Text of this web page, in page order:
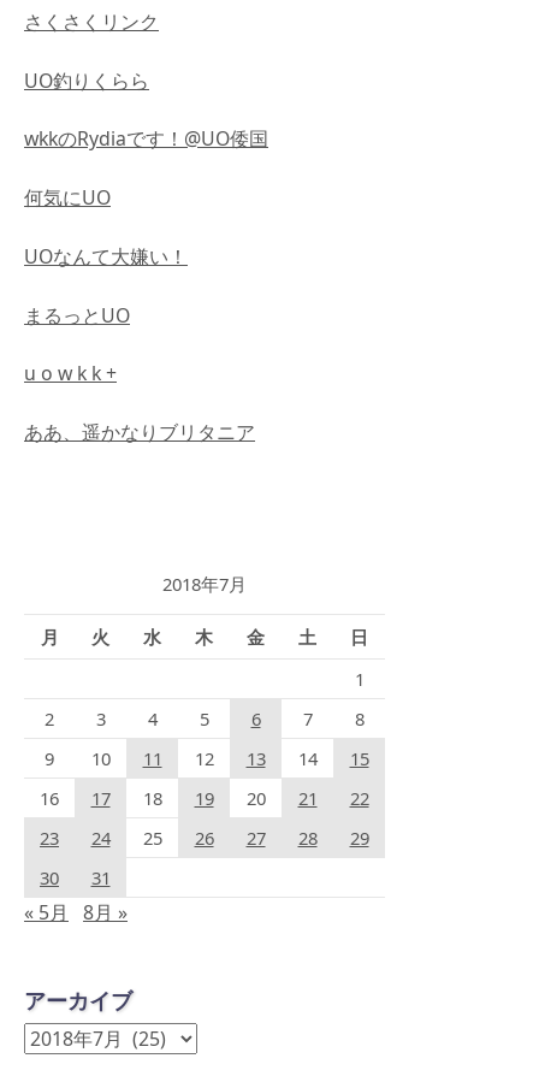
さくさくリンク
UO釣りくらら
wkkのRydiaです！@UO倭国
何気にUO
UOなんて大嫌い！
まるっとUO
u o w k k +
ああ、遥かなりブリタニア
2018年7月
月 火 水 木 金 土
日
1
2
3 4 5 6 7
8
9
10 11 12 13 14
15
16
17 18 19 20 21
22
23
24 25 26 27 28
29
30
31
« 5月 8月 »
アーカイブ
ア